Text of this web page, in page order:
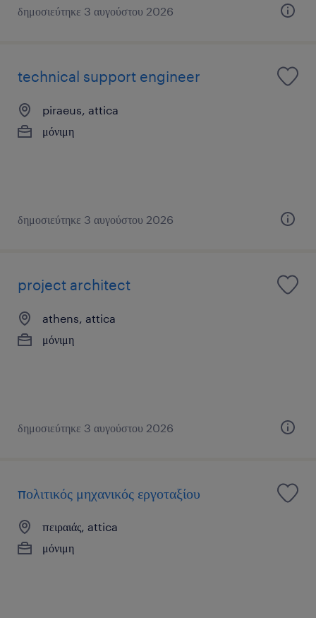
δημοσιεύτηκε 3 αυγούστου 2026
technical support engineer
piraeus, attica
μόνιμη
δημοσιεύτηκε 3 αυγούστου 2026
project architect
athens, attica
μόνιμη
δημοσιεύτηκε 3 αυγούστου 2026
πολιτικός μηχανικός εργοταξίου
πειραιάς, attica
μόνιμη